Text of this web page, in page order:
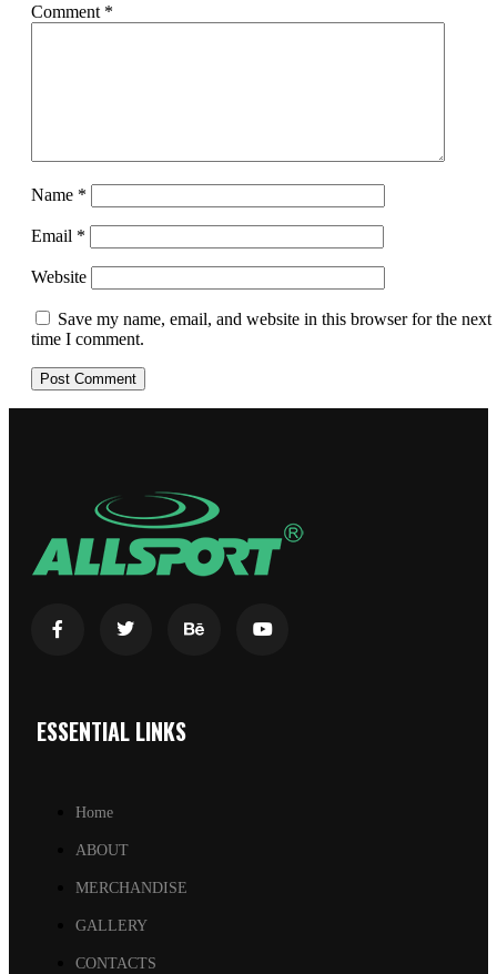
Comment *
Name *
Email *
Website
Save my name, email, and website in this browser for the next
time I comment.
ESSENTIAL LINKS
Home
ABOUT
MERCHANDISE
GALLERY
CONTACTS